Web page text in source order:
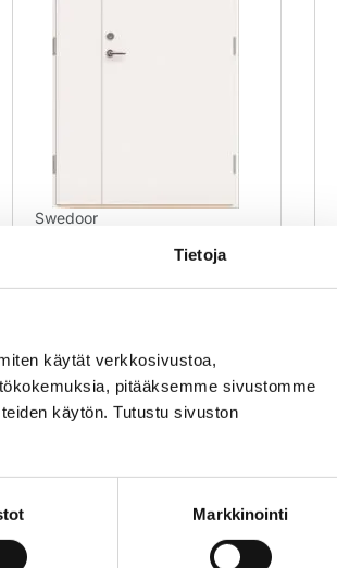
Tietoja
käytät verkkosivustoa,
pitääksemme sivustomme
käytön. Tutustu sivuston
Markkinointi
Swedoor
EI30/30dB valkoinen
Uusi
Varastossa
Toimitusaika 1–3 arkipäivää